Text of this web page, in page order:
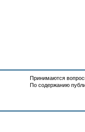
Принимаются
По содержанию